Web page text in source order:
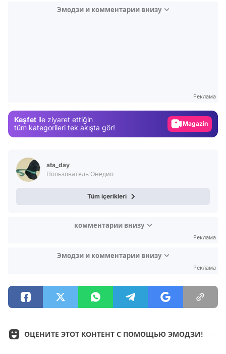
Эмодзи и комментарии внизу
Реклама
Keşfet ile ziyaret ettiğin
tüm kategorileri tek akışta gör!
Video
ata_day
Пользователь Онедио
Tüm içerikleri
комментарии внизу
Реклама
Эмодзи и комментарии внизу
Реклама
ОЦЕНИТЕ ЭТОТ КОНТЕНТ С ПОМОЩЬЮ ЭМОДЗИ!